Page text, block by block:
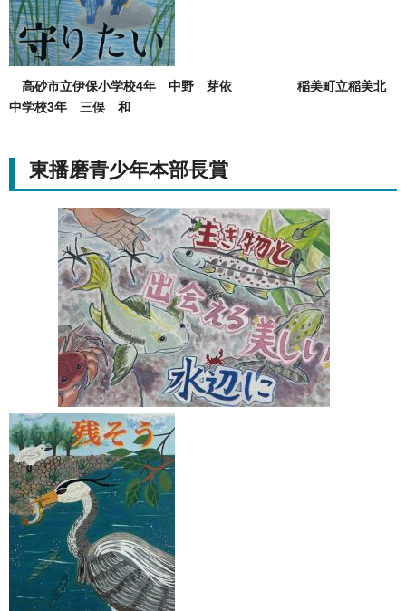
高砂市立伊保小学校4年 中野 芽依 稲美町立稲美北
中学校3年 三俣 和
東播磨青少年本部長賞